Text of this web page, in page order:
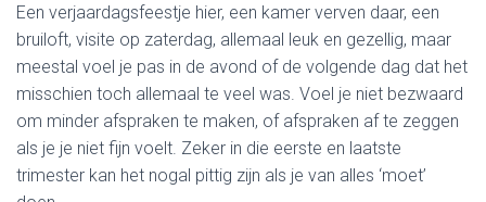
Een verjaardagsfeestje hier, een kamer verven daar, een
bruiloft, visite op zaterdag, allemaal leuk en gezellig, maar
meestal voel je pas in de avond of de volgende dag dat het
misschien toch allemaal te veel was. Voel je niet bezwaard
om minder afspraken te maken, of afspraken af te zeggen
als je je niet fijn voelt. Zeker in die eerste en laatste
trimester kan het nogal pittig zijn als je van alles ‘moet’